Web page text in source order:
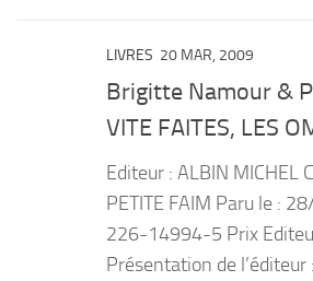
LIVRES 20 MAR, 2009
Brigitte Namour &
VITE FAITES, LES
Editeur : ALBIN MICHEL
PETITE FAIM Paru le :
226-14994-5 Prix
Présentation de